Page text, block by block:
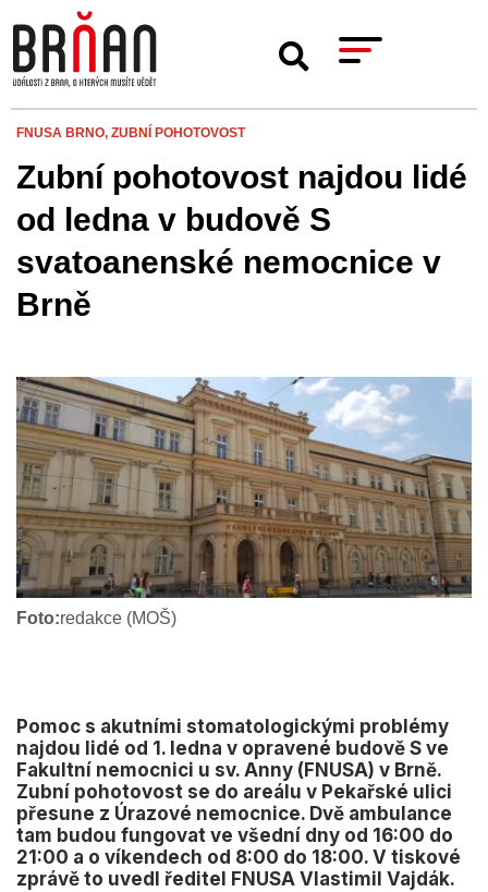
FNUSA BRNO, ZUBNÍ POHOTOVOST
Zubní pohotovost najdou lidé
od ledna v budově S
svatoanenské nemocnice v
Brně
Foto:redakce (MOŠ)
Pomoc s akutními stomatologickými problémy
najdou lidé od 1. ledna v opravené budově S ve
Fakultní nemocnici u sv. Anny (FNUSA) v Brně.
Zubní pohotovost se do areálu v Pekařské ulici
přesune z Úrazové nemocnice. Dvě ambulance
tam budou fungovat ve všední dny od 16:00 do
21:00 a o víkendech od 8:00 do 18:00. V tiskové
zprávě to uvedl ředitel FNUSA Vlastimil Vajdák.